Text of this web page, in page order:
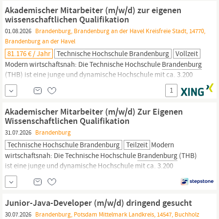
Akademischer Mitarbeiter (m/w/d) zur eigenen
wissenschaftlichen Qualifikation
01.08.2026 Brandenburg, Brandenburg an der Havel Kreisfreie Stadt, 14770,
Brandenburg an der Havel
81.176 € / Jahr Technische Hochschule Brandenburg
Vollzeit
Modern wirtschaftsnah: Die Technische Hochschule Brandenburg
(THB) ist eine junge und dynamische Hochschule mit ca. 3.200
Studierenden in 24 Studiengängen in den Fachbereichen
Informatik und Medien, Technik sowie Wirtschaft in der Stadt
an der Havel. Als familienfreundliche Hochschule
auf einem
1
Akademischer Mitarbeiter (m/w/d) Zur Eigenen
Wissenschaftlichen Qualifikation
31.07.2026 Brandenburg
Technische Hochschule Brandenburg Teilzeit Modern
wirtschaftsnah: Die Technische Hochschule Brandenburg (THB)
ist eine junge und dynamische Hochschule mit ca. 3.200
Studierenden in 24 Studiengängen in den Fachbereichen
Informatik und Medien, Technik sowie Wirtschaft in der Stadt
an der Havel. Als familienfreundliche Hochschule
auf einem
Junior-Java-Developer (m/w/d) dringend gesucht
30.07.2026 Brandenburg, Potsdam Mittelmark Landkreis, 14547, Buchholz